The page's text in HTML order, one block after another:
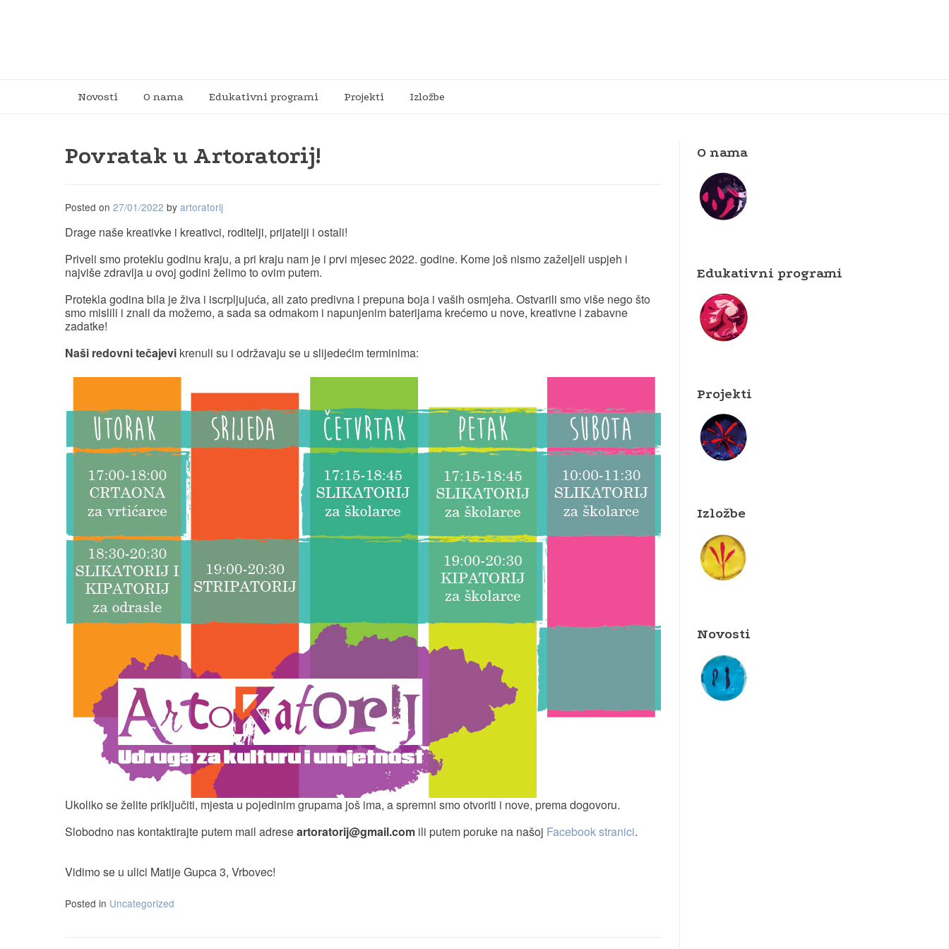
Novosti O nama Edukativni programi Projekti Izložbe
Povratak u Artoratorij!
Posted on 27/01/2022 by artoratorij
Drage naše kreativke i kreativci, roditelji, prijatelji i ostali!
Priveli smo proteklu godinu kraju, a pri kraju nam je i prvi mjesec 2022. godine. Kome još nismo zaželjeli uspjeh i
najviše zdravlja u ovoj godini želimo to ovim putem.
Protekla godina bila je živa i iscrpljujuća, ali zato predivna i prepuna boja i vaših osmjeha. Ostvarili smo više nego što
smo mislili i znali da možemo, a sada sa odmakom i napunjenim baterijama krećemo u nove, kreativne i zabavne
zadatke!
Naši redovni tečajevi krenuli su i održavaju se u slijedećim terminima:
Ukoliko se želite priključiti, mjesta u pojedinim grupama još ima, a spremni smo otvoriti i nove, prema dogovoru.
Slobodno nas kontaktirajte putem mail adreseartoratorij@gmail.com ili putem poruke na našoj Facebook stranici.
Vidimo se u ulici Matije Gupca 3, Vrbovec!
Posted in Uncategorized
O nama
Edukativni programi
Projekti
Izložbe
Novosti